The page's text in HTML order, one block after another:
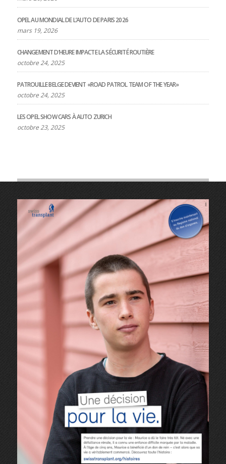
OPEL AU MONDIAL DE L’AUTO DE PARIS 2026
mars 19, 2026
CHANGEMENT D’HEURE IMPACTE LA SÉCURITÉ ROUTIÈRE
octobre 24, 2025
PATROUILLE BELGE DEVIENT «ROAD PATROL TEAM OF THE YEAR»
octobre 24, 2025
LES OPEL SHOW CARS À AUTO ZURICH
octobre 23, 2025